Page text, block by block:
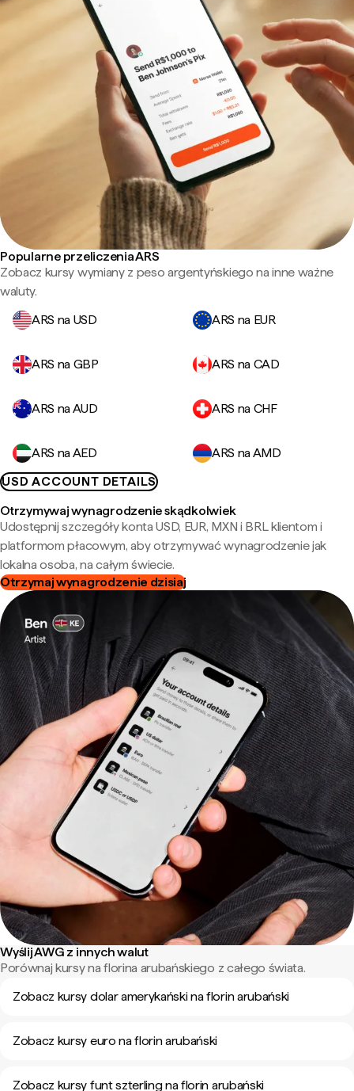
Popularne przeliczenia ARS
Zobacz kursy wymiany z peso argentyńskiego na inne ważne
waluty.
ARS na USD
ARS na EUR
ARS na GBP ARS na CAD
ARS na AUD ARS na CHF
ARS na AED
ARS na AMD
USD ACCOUNT DETAILS
Otrzymywaj wynagrodzenie skądkolwiek
Udostępnij szczegóły konta USD, EUR, MXN i BRL klientom i
platformom płacowym, aby otrzymywać wynagrodzenie jak
lokalna osoba, na całym świecie.
Otrzymaj wynagrodzenie dzisiaj
Wyślij AWG z innych walut
Porównaj kursy na florina arubańskiego z całego świata.
Zobacz kursy dolar amerykański na florin arubański
Zobacz kursy euro na florin arubański
Zobacz kursy funt szterling na florin arubański